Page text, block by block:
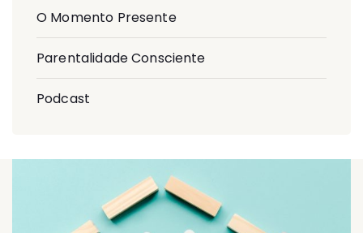
O Momento Presente
Parentalidade Consciente
Podcast